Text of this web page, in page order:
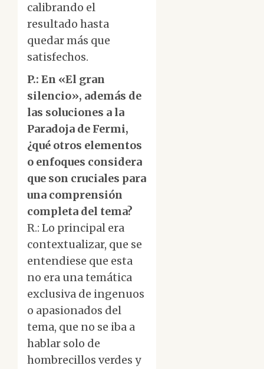
calibrando el
resultado hasta
quedar más que
satisfechos.
P.: En «El gran
silencio», además de
las soluciones a la
Paradoja de Fermi,
¿qué otros elementos
o enfoques considera
que son cruciales para
una comprensión
completa del tema?
R.: Lo principal era
contextualizar, que se
entendiese que esta
no era una temática
exclusiva de ingenuos
o apasionados del
tema, que no se iba a
hablar solo de
hombrecillos verdes y